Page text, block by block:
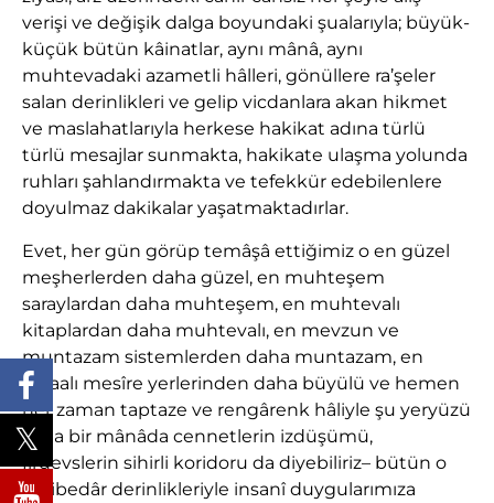
verişi ve değişik dalga boyundaki şualarıyla; büyük-
küçük bütün kâinatlar, aynı mânâ, aynı
muhtevadaki azametli hâlleri, gönüllere ra’şeler
salan derinlikleri ve gelip vicdanlara akan hikmet
ve maslahatlarıyla herkese hakikat adına türlü
türlü mesajlar sunmakta, hakikate ulaşma yolunda
ruhları şahlandırmakta ve tefekkür edebilenlere
doyulmaz dakikalar yaşatmaktadırlar.
Evet, her gün görüp temâşâ ettiğimiz o en güzel
meşherlerden daha güzel, en muhteşem
saraylardan daha muhteşem, en muhtevalı
kitaplardan daha muhtevalı, en mevzun ve
muntazam sistemlerden daha muntazam, en
şaşaalı mesîre yerlerinden daha büyülü ve hemen
her zaman taptaze ve rengârenk hâliyle şu yeryüzü
–ona bir mânâda cennetlerin izdüşümü,
firdevslerin sihirli koridoru da diyebiliriz– bütün o
cazibedâr derinlikleriyle insanî duygularımıza